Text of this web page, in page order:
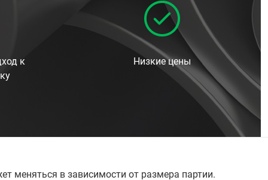
к
Низкие цены
меняться в зависимости от размера партии.